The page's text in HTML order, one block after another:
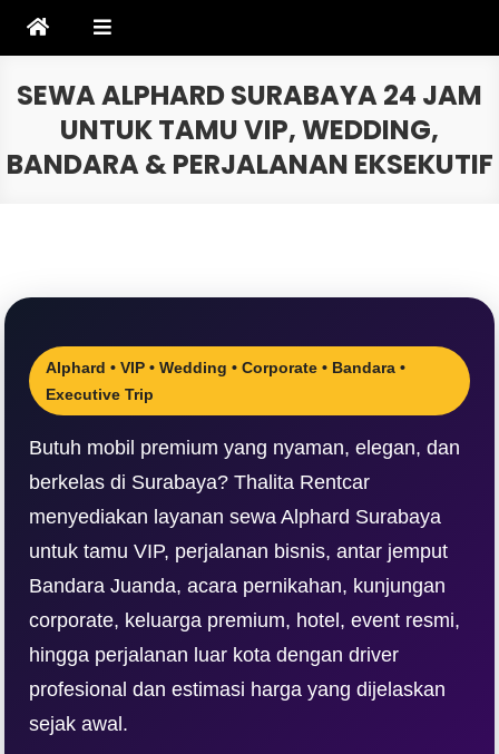
SEWA ALPHARD SURABAYA 24 JAM
UNTUK TAMU VIP, WEDDING,
BANDARA & PERJALANAN EKSEKUTIF
Alphard • VIP • Wedding • Corporate • Bandara •
Executive Trip
Butuh mobil premium yang nyaman, elegan, dan
berkelas di Surabaya? Thalita Rentcar
menyediakan layanan sewa Alphard Surabaya
untuk tamu VIP, perjalanan bisnis, antar jemput
Bandara Juanda, acara pernikahan, kunjungan
corporate, keluarga premium, hotel, event resmi,
hingga perjalanan luar kota dengan driver
profesional dan estimasi harga yang dijelaskan
sejak awal.